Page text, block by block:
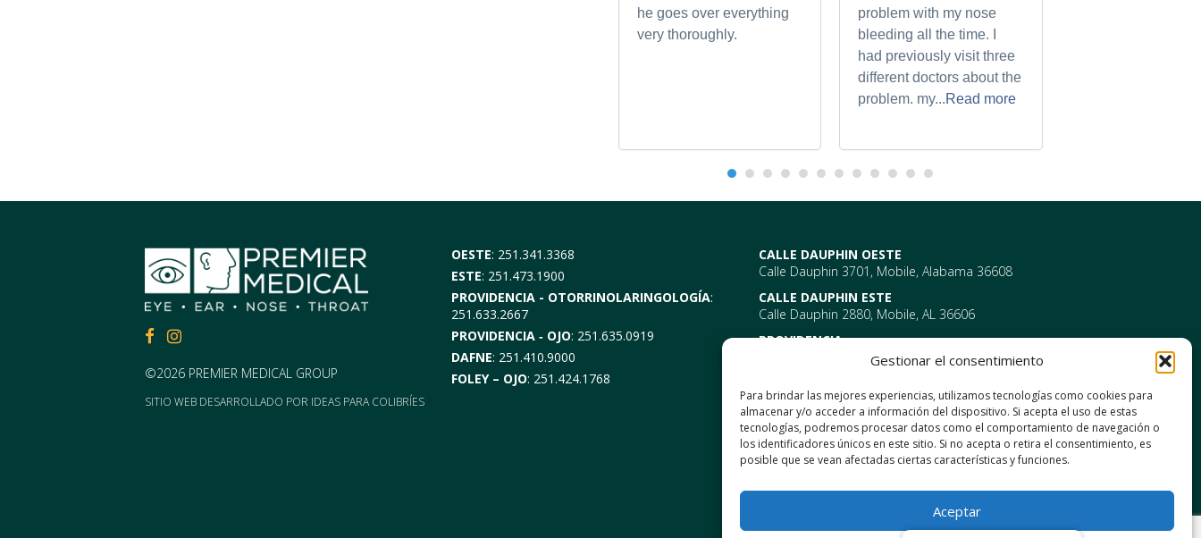
Gestionar el consentimiento
Para brindar las mejores experiencias, utilizamos tecnologías como cookies para
almacenar y/o acceder a información del dispositivo. Si acepta el uso de estas
tecnologías, podremos procesar datos como el comportamiento de navegación o
los identificadores únicos en este sitio. Si no acepta o retira el consentimiento, es
posible que se vean afectadas ciertas características y funciones.
Aceptar
he goes over everything
very thoroughly.
problem with my nose
bleeding all the time. I
had previously visit three
different doctors about the
problem. my...Read more
FACEBOOKFACEBOOK
©2026 PREMIER MEDICAL GROUP
SITIO WEB DESARROLLADO POR IDEAS PARA COLIBRÍES
OESTE: 251.341.3368
ESTE: 251.473.1900
PROVIDENCIA - OTORRINOLARINGOLOGÍA:
251.633.2667
PROVIDENCIA ‑ OJO: 251.635.0919
DAFNE: 251.410.9000
FOLEY – OJO: 251.424.1768
CALLE DAUPHIN OESTE
Calle Dauphin 3701, Mobile, Alabama 36608
CALLE DAUPHIN ESTE
Calle Dauphin 2880, Mobile, AL 36606
PROVIDENCIA
610 Providence Park Drive, Bldg 1, Suite 101
ENT-610 Providence Park Drive, Bldg 2, Suite 203
Móvil, AL 36695
DAFNE
1302 Carretera estadounidense 98, Daphne,
Alabama 36526
Foley
1330 Calle North Mckenzie, Foley, AL 36535